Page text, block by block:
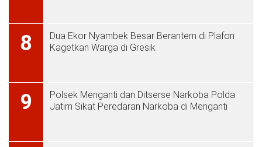
8
Dua Ekor Nyambek Besar Berantem di Plafon
Kagetkan Warga di Gresik
9
Polsek Menganti dan Ditserse Narkoba Polda
Jatim Sikat Peredaran Narkoba di Menganti